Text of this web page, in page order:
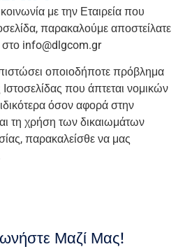
με την Εταιρεία που
παρακαλούμε αποστείλατε
στο info@dlgcom.gr
οποιοδήποτε πρόβλημα
που άπτεται νομικών
όσον αφορά στην
τη χρήση των δικαιωμάτων
παρακαλείσθε να μας
Μαζί Μας!